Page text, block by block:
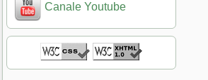
Canale Youtube